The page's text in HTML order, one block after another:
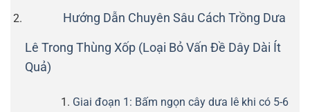
Hướng Dẫn Chuyên Sâu Cách Trồng Dưa
Lê Trong Thùng Xốp (Loại Bỏ Vấn Đề Dây Dài Ít
Quả)
Giai đoạn 1: Bấm ngọn cây dưa lê khi có 5-6